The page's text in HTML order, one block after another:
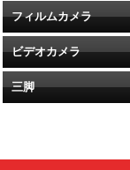
フィルムカメラ
ビデオカメラ
三脚